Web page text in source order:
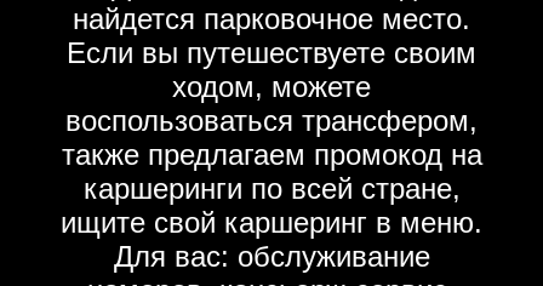
найдется парковочное место.
Если вы путешествуете своим
ходом, можете
воспользоваться трансфером,
также предлагаем промокод на
каршеринги по всей стране,
ищите свой каршеринг в меню.
Для вас: обслуживание